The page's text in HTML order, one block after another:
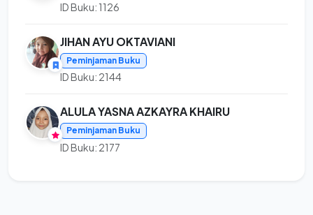
ID Buku: 1126
JIHAN AYU OKTAVIANI
Peminjaman Buku
ID Buku: 2144
ALULA YASNA AZKAYRA KHAIRU
Peminjaman Buku
ID Buku: 2177